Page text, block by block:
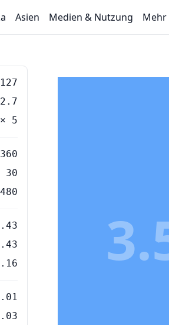
Asien Medien & Nutzung Mehr
127
× 5
30